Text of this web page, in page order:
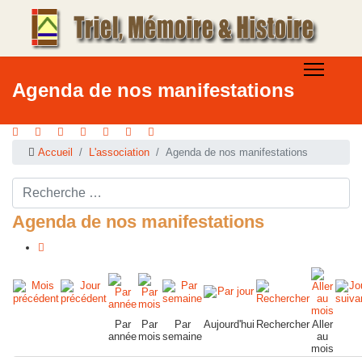
Agenda de nos manifestations
Accueil L'association Agenda de nos manifestations
Rechercher ...
Agenda de nos manifestations
Par
année
Par
mois
Par
semaine
Aujourd'hui Rechercher Aller
au
mois